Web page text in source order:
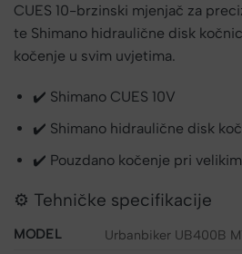
CUES 10-brzinski mjenjač za
te Shimano hidraulične disk
kočenje u svim uvjetima.
✔️ Shimano CUES 10V
✔️ Shimano hidraulične disk
✔️ Pouzdano kočenje pri
⚙️ Tehničke specifikacije
MODEL
Urbanbiker UB400B